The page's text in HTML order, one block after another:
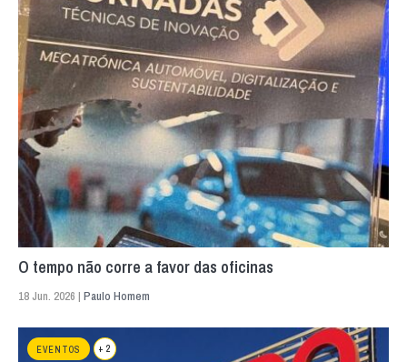
O tempo não corre a favor das oficinas
18 Jun. 2026 | Paulo Homem
EVENTOS + 2